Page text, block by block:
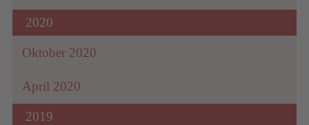
2020
Oktober 2020
April 2020
2019